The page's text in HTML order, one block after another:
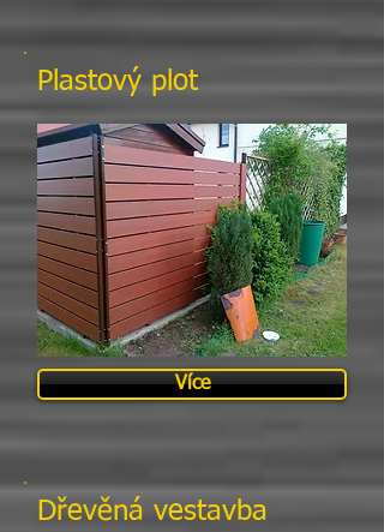
Více
Plastový plot
Dřevěná vestavba